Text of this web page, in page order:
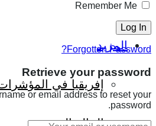
المزيد
إفريقيا في
الحالة الدينية
Remember Me
Forgotten Password?
Retrieve your password
or email address to reset your
password.